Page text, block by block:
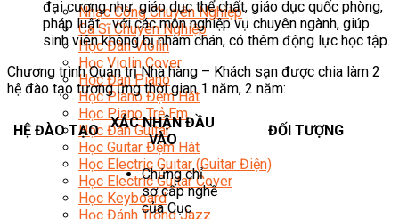
Nhạc Công Chuyên Nghiệp
Ca Sĩ Chuyên Nghiệp
Học Đàn Violin
Học Violin Cover
Học Đàn Piano
Học Piano Đệm Hát
Học Piano Trẻ Em
Học Đàn Guitar
Học Guitar Đệm Hát
Học Electric Guitar (Guitar Điện)
Học Electric Guitar Cover
Học Keyboard
Học Đánh Trống Jazz
đại cương như: giáo dục thể chất, giáo dục quốc phòng,
pháp luật… với các môn nghiệp vụ chuyên ngành, giúp
sinh viên không bị nhàm chán, có thêm động lực học tập.
Chương trình Quản trị Nhà hàng – Khách sạn được chia làm 2
hệ đào tạo tương ứng thời gian 1 năm, 2 năm:
HỆ ĐÀO TẠO
XÁC NHẬN ĐẦU
VÀO
ĐỐI TƯỢNG
Chứng chỉ
sơ cấp nghề
của Cục